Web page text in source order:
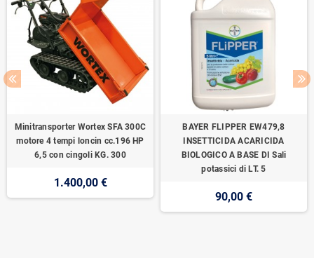
Minitransporter Wortex SFA 300C
motore 4 tempi loncin cc.196 HP
6,5 con cingoli KG. 300
1.400,00 €
BAYER FLIPPER EW479,8
INSETTICIDA ACARICIDA
BIOLOGICO A BASE DI Sali
potassici di LT. 5
90,00 €